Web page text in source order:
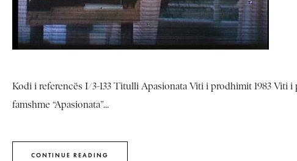
Kodi i referencës I/3-133 Titulli Apasionata Viti i prodhimit 1983 Viti
famshme “Apasionata”...
CONTINUE READING